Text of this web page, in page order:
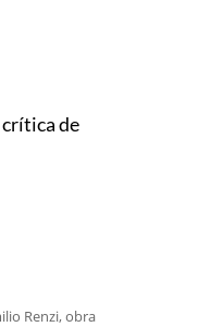
de
Renzi, obra